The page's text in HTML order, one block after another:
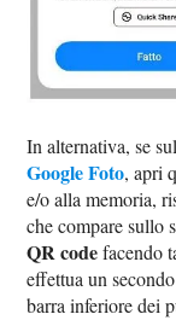
In alternativa, se
Google Foto, apri
e/o alla memoria,
che compare sullo
QR codefacendo
effettua un
barra inferiore dei